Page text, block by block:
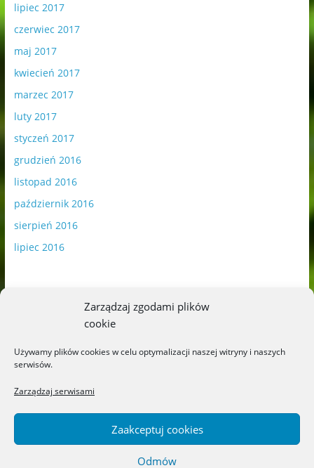
Zarządzaj zgodami plików
cookie
Używamy plików cookies w celu optymalizacji naszej witryny i naszych
serwisów.
Zarządzaj serwisami
Zaakceptuj cookies
Odmów
lipiec 2017
czerwiec 2017
maj 2017
kwiecień 2017
marzec 2017
luty 2017
styczeń 2017
grudzień 2016
listopad 2016
październik 2016
sierpień 2016
lipiec 2016